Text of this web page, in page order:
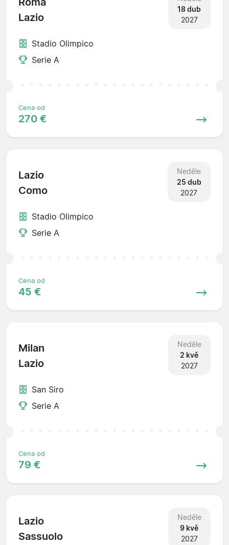
Lazio
18 dub
2027
Stadio Olimpico
Serie A
Cena od
270 €
Lazio
Como
Neděle
25 dub
2027
Stadio Olimpico
Serie A
Cena od
45 €
Milan
Lazio
Neděle
2 kvě
2027
San Siro
Serie A
Cena od
79 €
Lazio
Sassuolo
Neděle
9 kvě
2027